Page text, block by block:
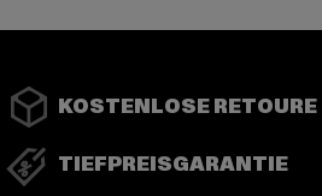
KOSTENLOSE RETOURE
TIEFPREISGARANTIE